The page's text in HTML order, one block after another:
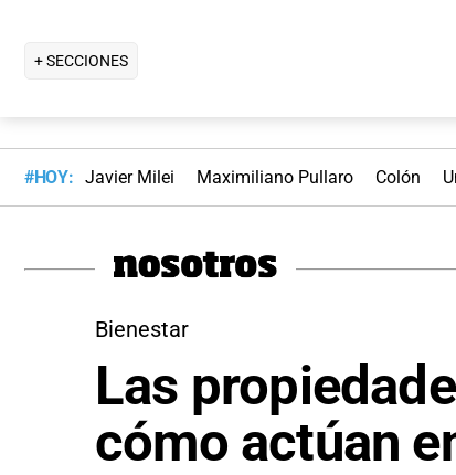
+ SECCIONES
#HOY: Javier Milei Maximiliano Pullaro Colón
Bienestar
Las
cómo actúan